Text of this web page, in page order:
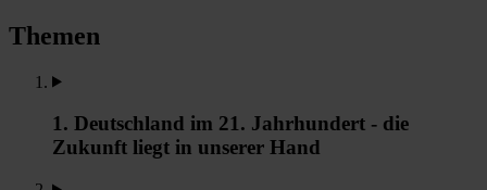
Themen
1. Deutschland im 21. Jahrhundert - die
Zukunft liegt in unserer Hand